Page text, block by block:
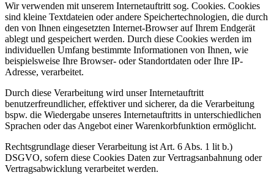
Wir verwenden mit unserem Internetauftritt sog. Cookies. Cookies
sind kleine Textdateien oder andere Speichertechnologien, die durch
den von Ihnen eingesetzten Internet-Browser auf Ihrem Endgerät
ablegt und gespeichert werden. Durch diese Cookies werden im
individuellen Umfang bestimmte Informationen von Ihnen, wie
beispielsweise Ihre Browser- oder Standortdaten oder Ihre IP-
Adresse, verarbeitet.
Durch diese Verarbeitung wird unser Internetauftritt
benutzerfreundlicher, effektiver und sicherer, da die Verarbeitung
bspw. die Wiedergabe unseres Internetauftritts in unterschiedlichen
Sprachen oder das Angebot einer Warenkorbfunktion ermöglicht.
Rechtsgrundlage dieser Verarbeitung ist Art. 6 Abs. 1 lit b.)
DSGVO, sofern diese Cookies Daten zur Vertragsanbahnung oder
Vertragsabwicklung verarbeitet werden.